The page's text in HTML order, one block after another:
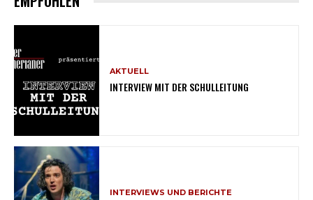
AKTUELL
INTERVIEW MIT DER SCHULLEITUNG
INTERVIEWS UND BERICHTE